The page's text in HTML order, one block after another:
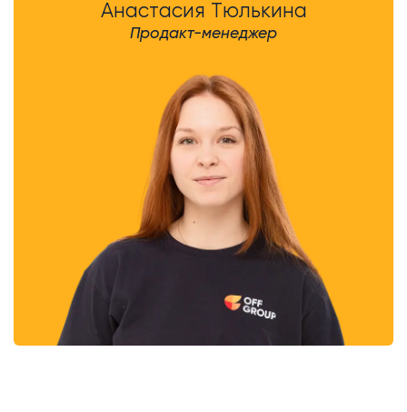
Анастасия Тюлькина
Продакт-менеджер